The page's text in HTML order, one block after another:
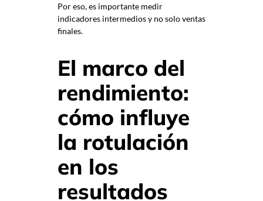
Por eso, es importante medir
indicadores intermedios y no solo ventas
finales.
El marco del
rendimiento:
cómo influye
la rotulación
en los
resultados